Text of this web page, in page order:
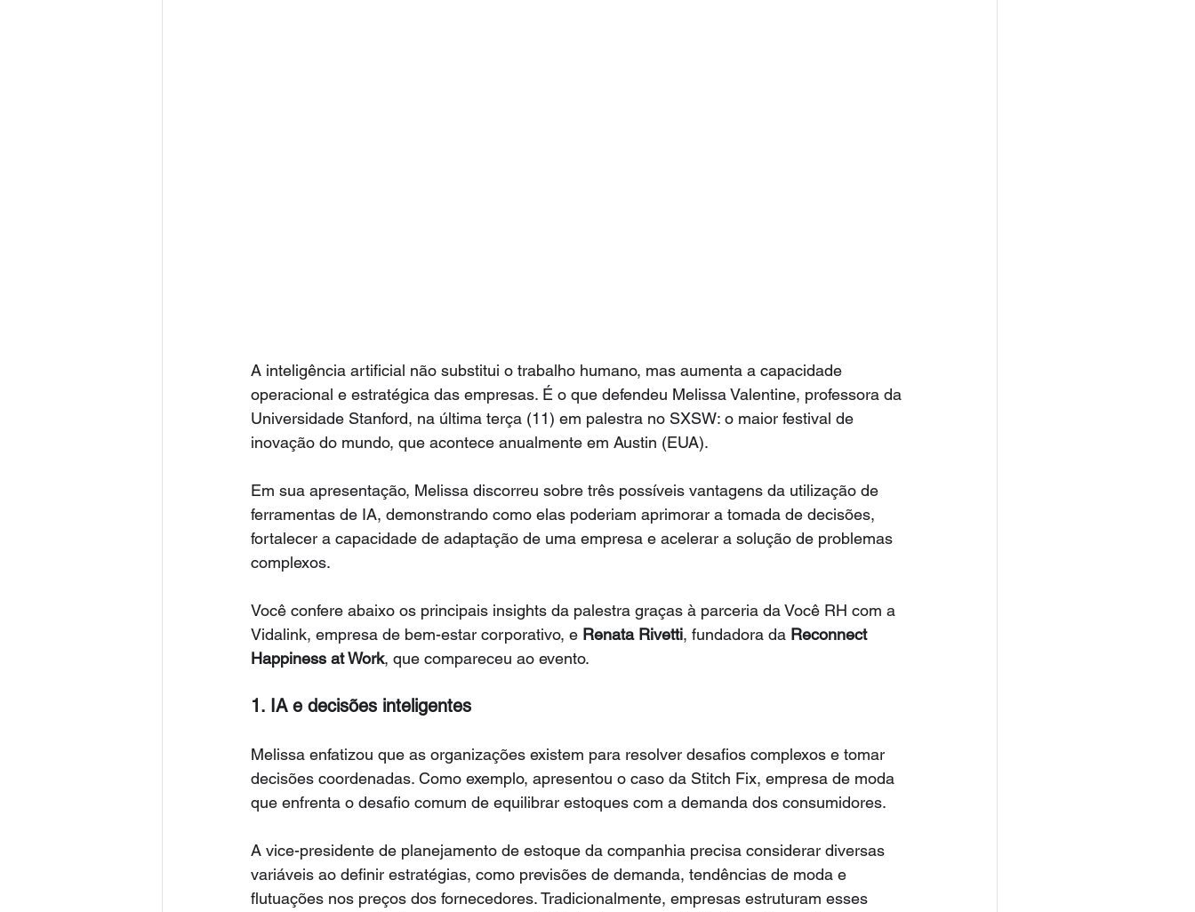
A inteligência artificial não substitui o trabalho humano, mas aumenta a capacidade
operacional e estratégica das empresas. É o que defendeu Melissa Valentine, professora da
Universidade Stanford, na última terça (11) em palestra no SXSW: o maior festival de
inovação do mundo, que acontece anualmente em Austin (EUA).
Em sua apresentação, Melissa discorreu sobre três possíveis vantagens da utilização de
ferramentas de IA, demonstrando como elas poderiam aprimorar a tomada de decisões,
fortalecer a capacidade de adaptação de uma empresa e acelerar a solução de problemas
complexos.
Você confere abaixo os principais insights da palestra graças à parceria da Você RH com a
Vidalink, empresa de bem-estar corporativo, e Renata Rivetti, fundadora da Reconnect
Happiness at Work, que compareceu ao evento.
1. IA e decisões inteligentes
Melissa enfatizou que as organizações existem para resolver desafios complexos e tomar
decisões coordenadas. Como exemplo, apresentou o caso da Stitch Fix, empresa de moda
que enfrenta o desafio comum de equilibrar estoques com a demanda dos consumidores.
A vice-presidente de planejamento de estoque da companhia precisa considerar diversas
variáveis ao definir estratégias, como previsões de demanda, tendências de moda e
flutuações nos preços dos fornecedores. Tradicionalmente, empresas estruturam esses